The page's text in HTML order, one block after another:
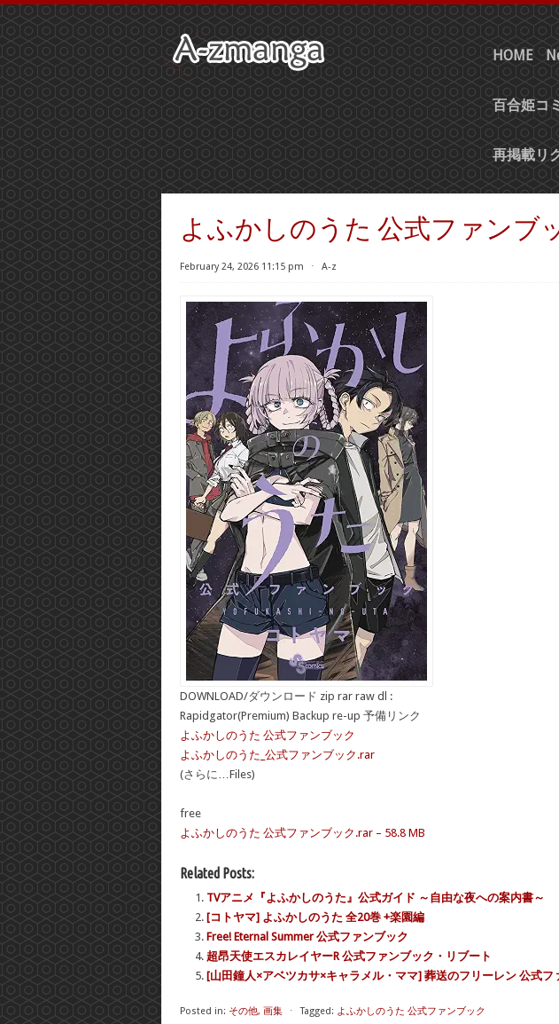
HOME
百合姫コ
再掲載リ
よふかしのうた 公式ファンブ
February 24, 2026 11:15 pm ⋅ A-z
DOWNLOAD/ダウンロード zip rar raw dl :
Rapidgator(Premium) Backup re-up 予備リンク
よふかしのうた 公式ファンブック
よふかしのうた_公式ファンブック.rar
(さらに…Files)
free
よふかしのうた 公式ファンブック.rar – 58.8 MB
Related Posts:
TVアニメ『よふかしのうた』公式ガイド ～自由な夜への案内書～
[コトヤマ] よふかしのうた 全20巻 +楽園編
Free! Eternal Summer 公式ファンブック
超昂天使エスカレイヤーR 公式ファンブック・リブート
[山田鐘人×アベツカサ×キャラメル・ママ] 葬送のフリーレン 公式フ
Posted in: その他, 画集 ⋅ Tagged: よふかしのうた 公式ファンブック